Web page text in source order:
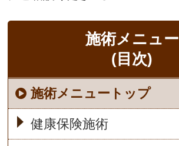
施術メニュー
(目次)
施術メニュートップ
健康保険施術